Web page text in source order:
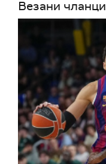
Везани чланци